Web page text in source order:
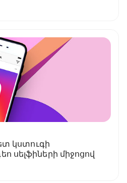
կստուգի
սելֆիների միջոցով